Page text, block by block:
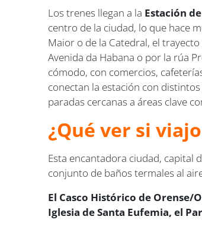
Los trenes llegan a la Estación
centro de la ciudad, lo que hace
Maior o de la Catedral, el
Avenida da Habana o por la rúa
cómodo, con comercios,
conectan la estación con
paradas cercanas a áreas clave
¿Qué ver si
Esta encantadora ciudad, capital
conjunto de baños termales al
El Casco Histórico de Orense/
Iglesia de Santa Eufemia, el